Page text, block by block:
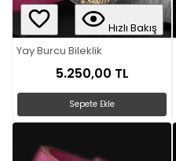
Hızlı Bakış
Yay Burcu Bileklik
5.250,00 TL
Sepete Ekle